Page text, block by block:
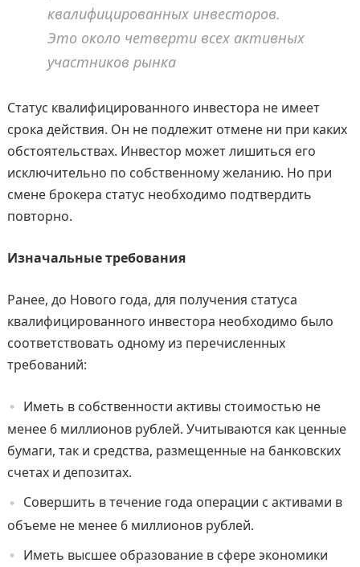
квалифицированных инвесторов.
Это около четверти всех активных
участников рынка
Статус квалифицированного инвестора не имеет
срока действия. Он не подлежит отмене ни при каких
обстоятельствах. Инвестор может лишиться его
исключительно по собственному желанию. Но при
смене брокера статус необходимо подтвердить
повторно.
Изначальные требования
Ранее, до Нового года, для получения статуса
квалифицированного инвестора необходимо было
соответствовать одному из перечисленных
требований:
Иметь в собственности активы стоимостью не
менее 6 миллионов рублей. Учитываются как ценные
бумаги, так и средства, размещенные на банковских
счетах и депозитах.
Совершить в течение года операции с активами в
объеме не менее 6 миллионов рублей.
Иметь высшее образование в сфере экономики